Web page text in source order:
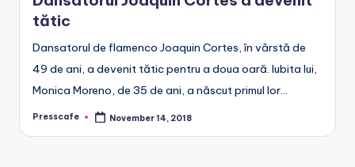
tătic
Dansatorul de flamenco Joaquin Cortes, în vârstă de
49 de ani, a devenit tătic pentru a doua oară. Iubita lui,
Monica Moreno, de 35 de ani, a născut primul lor…
Posted
Presscafe November 14, 2018